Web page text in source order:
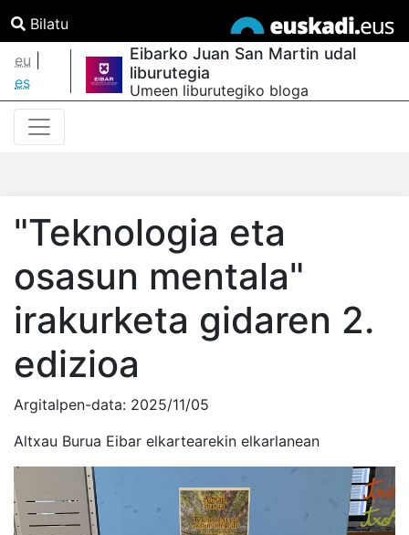
Bilatu
eu
es
Eibarko Juan San Martin udal
liburutegia
Umeen liburutegiko bloga
"Teknologia eta
osasun mentala"
irakurketa gidaren 2.
edizioa
Argitalpen-data: 2025/11/05
Altxau Burua Eibar elkartearekin elkarlanean